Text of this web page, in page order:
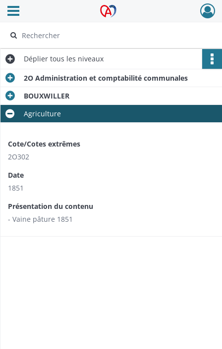
Archives Alsace - Colmar
Ouvrir le menu déroulant
Déplier tous les niveaux
2O Administration et comptabilité communales
BOUXWILLER
Agriculture
Cote/Cotes extrêmes
2O302
Date
1851
Présentation du contenu
- Vaine pâture 1851